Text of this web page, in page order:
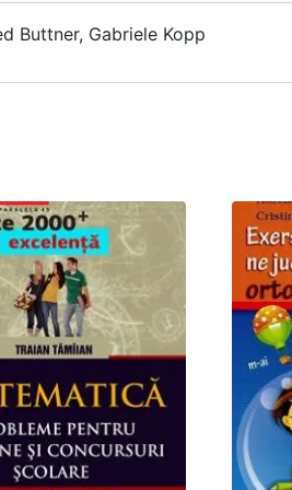
Buttner, Gabriele Kopp